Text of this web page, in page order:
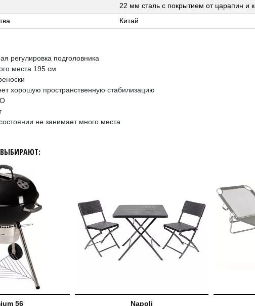
22 мм сталь с покрытием от царапин и
Китай
регулировка подголовника
места 195 см
хорошую пространственную стабилизацию
не занимает много места.
56 Napoli